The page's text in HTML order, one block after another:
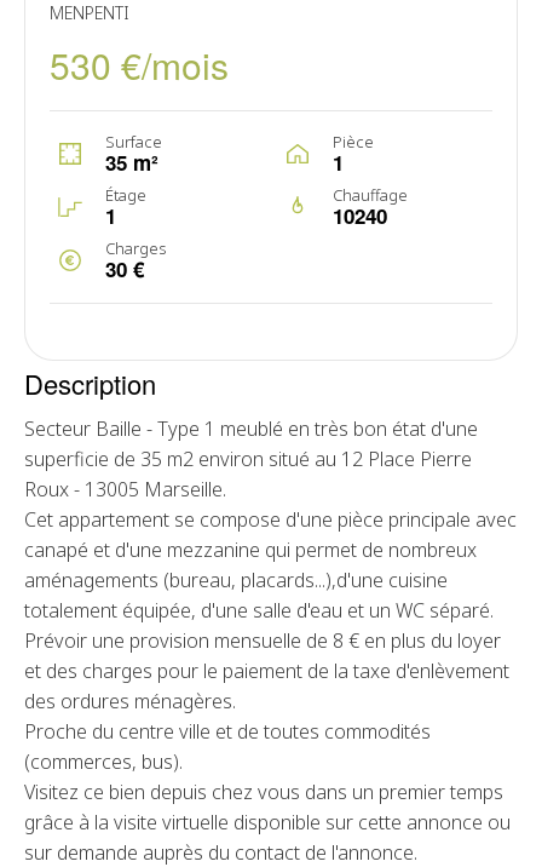
MENPENTI
530 €/mois
Surface
35 m²
Pièce
1
Étage
1
Chauffage
10240
Charges
30 €
Description
Secteur Baille - Type 1 meublé en très bon état d'une
superficie de 35 m2 environ situé au 12 Place Pierre
Roux - 13005 Marseille.
Cet appartement se compose d'une pièce principale avec
canapé et d'une mezzanine qui permet de nombreux
aménagements (bureau, placards...),d'une cuisine
totalement équipée, d'une salle d'eau et un WC séparé.
Prévoir une provision mensuelle de 8 € en plus du loyer
et des charges pour le paiement de la taxe d'enlèvement
des ordures ménagères.
Proche du centre ville et de toutes commodités
(commerces, bus).
Visitez ce bien depuis chez vous dans un premier temps
grâce à la visite virtuelle disponible sur cette annonce ou
sur demande auprès du contact de l'annonce.